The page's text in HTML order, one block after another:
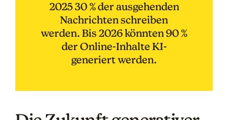
2025 30 % der ausgehenden
Nachrichten schreiben
werden. Bis 2026 könnten 90 %
der Online-Inhalte KI-
generiert werden.